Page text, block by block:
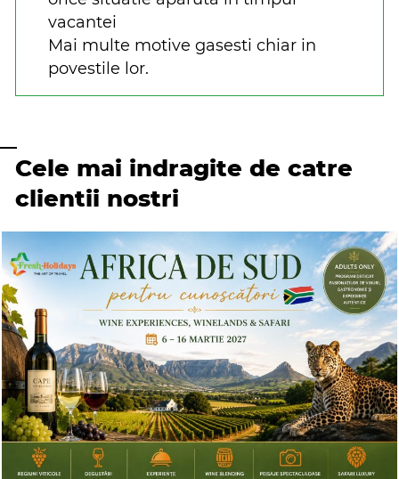
vacantei
Mai multe motive gasesti chiar in
povestile lor.
Cele mai indragite de catre
clientii nostri